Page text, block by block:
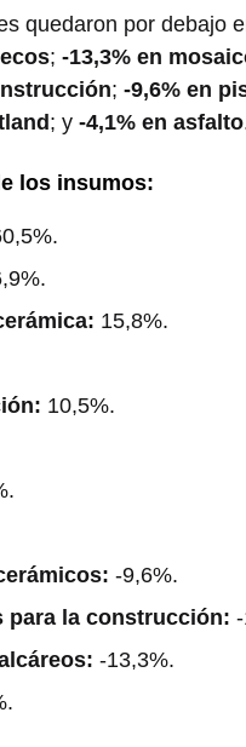
quedaron por debajo
; -13,3% en
; -9,6% en
; y -4,1% en asfalto
los insumos:
15,8%.
10,5%.
-9,6%.
para la construcción:
-13,3%.